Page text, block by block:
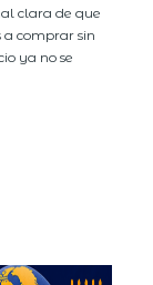
clara de que
a comprar sin
ya no se